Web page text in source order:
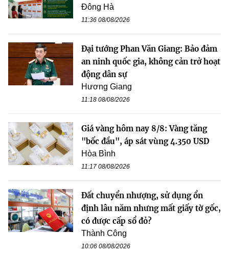
Đông Hà
11:36 08/08/2026
Đại tướng Phan Văn Giang: Bảo đảm
an ninh quốc gia, không cản trở hoạt
động dân sự
Hương Giang
11:18 08/08/2026
Giá vàng hôm nay 8/8: Vàng tăng
"bốc đầu", áp sát vùng 4.350 USD
Hòa Bình
11:17 08/08/2026
Đất chuyển nhượng, sử dụng ổn
định lâu năm nhưng mất giấy tờ gốc,
có được cấp sổ đỏ?
Thành Công
10:06 08/08/2026